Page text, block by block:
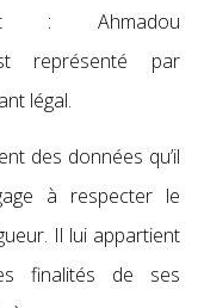
: Ahmadou
par
légal.
des données qu’il
à respecter le
Il lui appartient
finalités de ses